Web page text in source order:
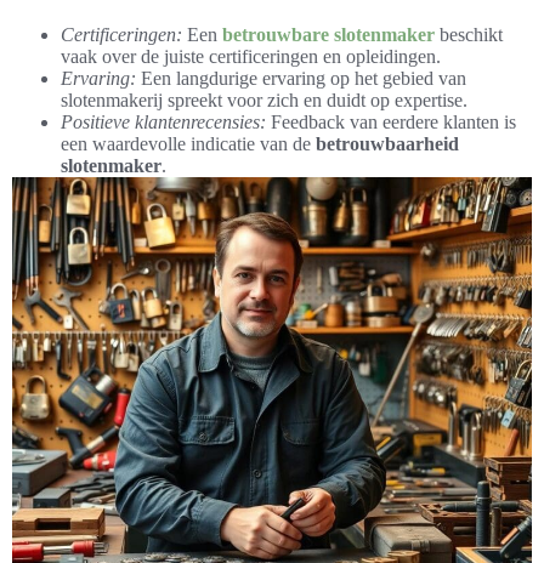
Certificeringen: Een betrouwbare slotenmaker beschikt
vaak over de juiste certificeringen en opleidingen.
Ervaring: Een langdurige ervaring op het gebied van
slotenmakerij spreekt voor zich en duidt op expertise.
Positieve klantenrecensies: Feedback van eerdere klanten is
een waardevolle indicatie van de betrouwbaarheid
slotenmaker.